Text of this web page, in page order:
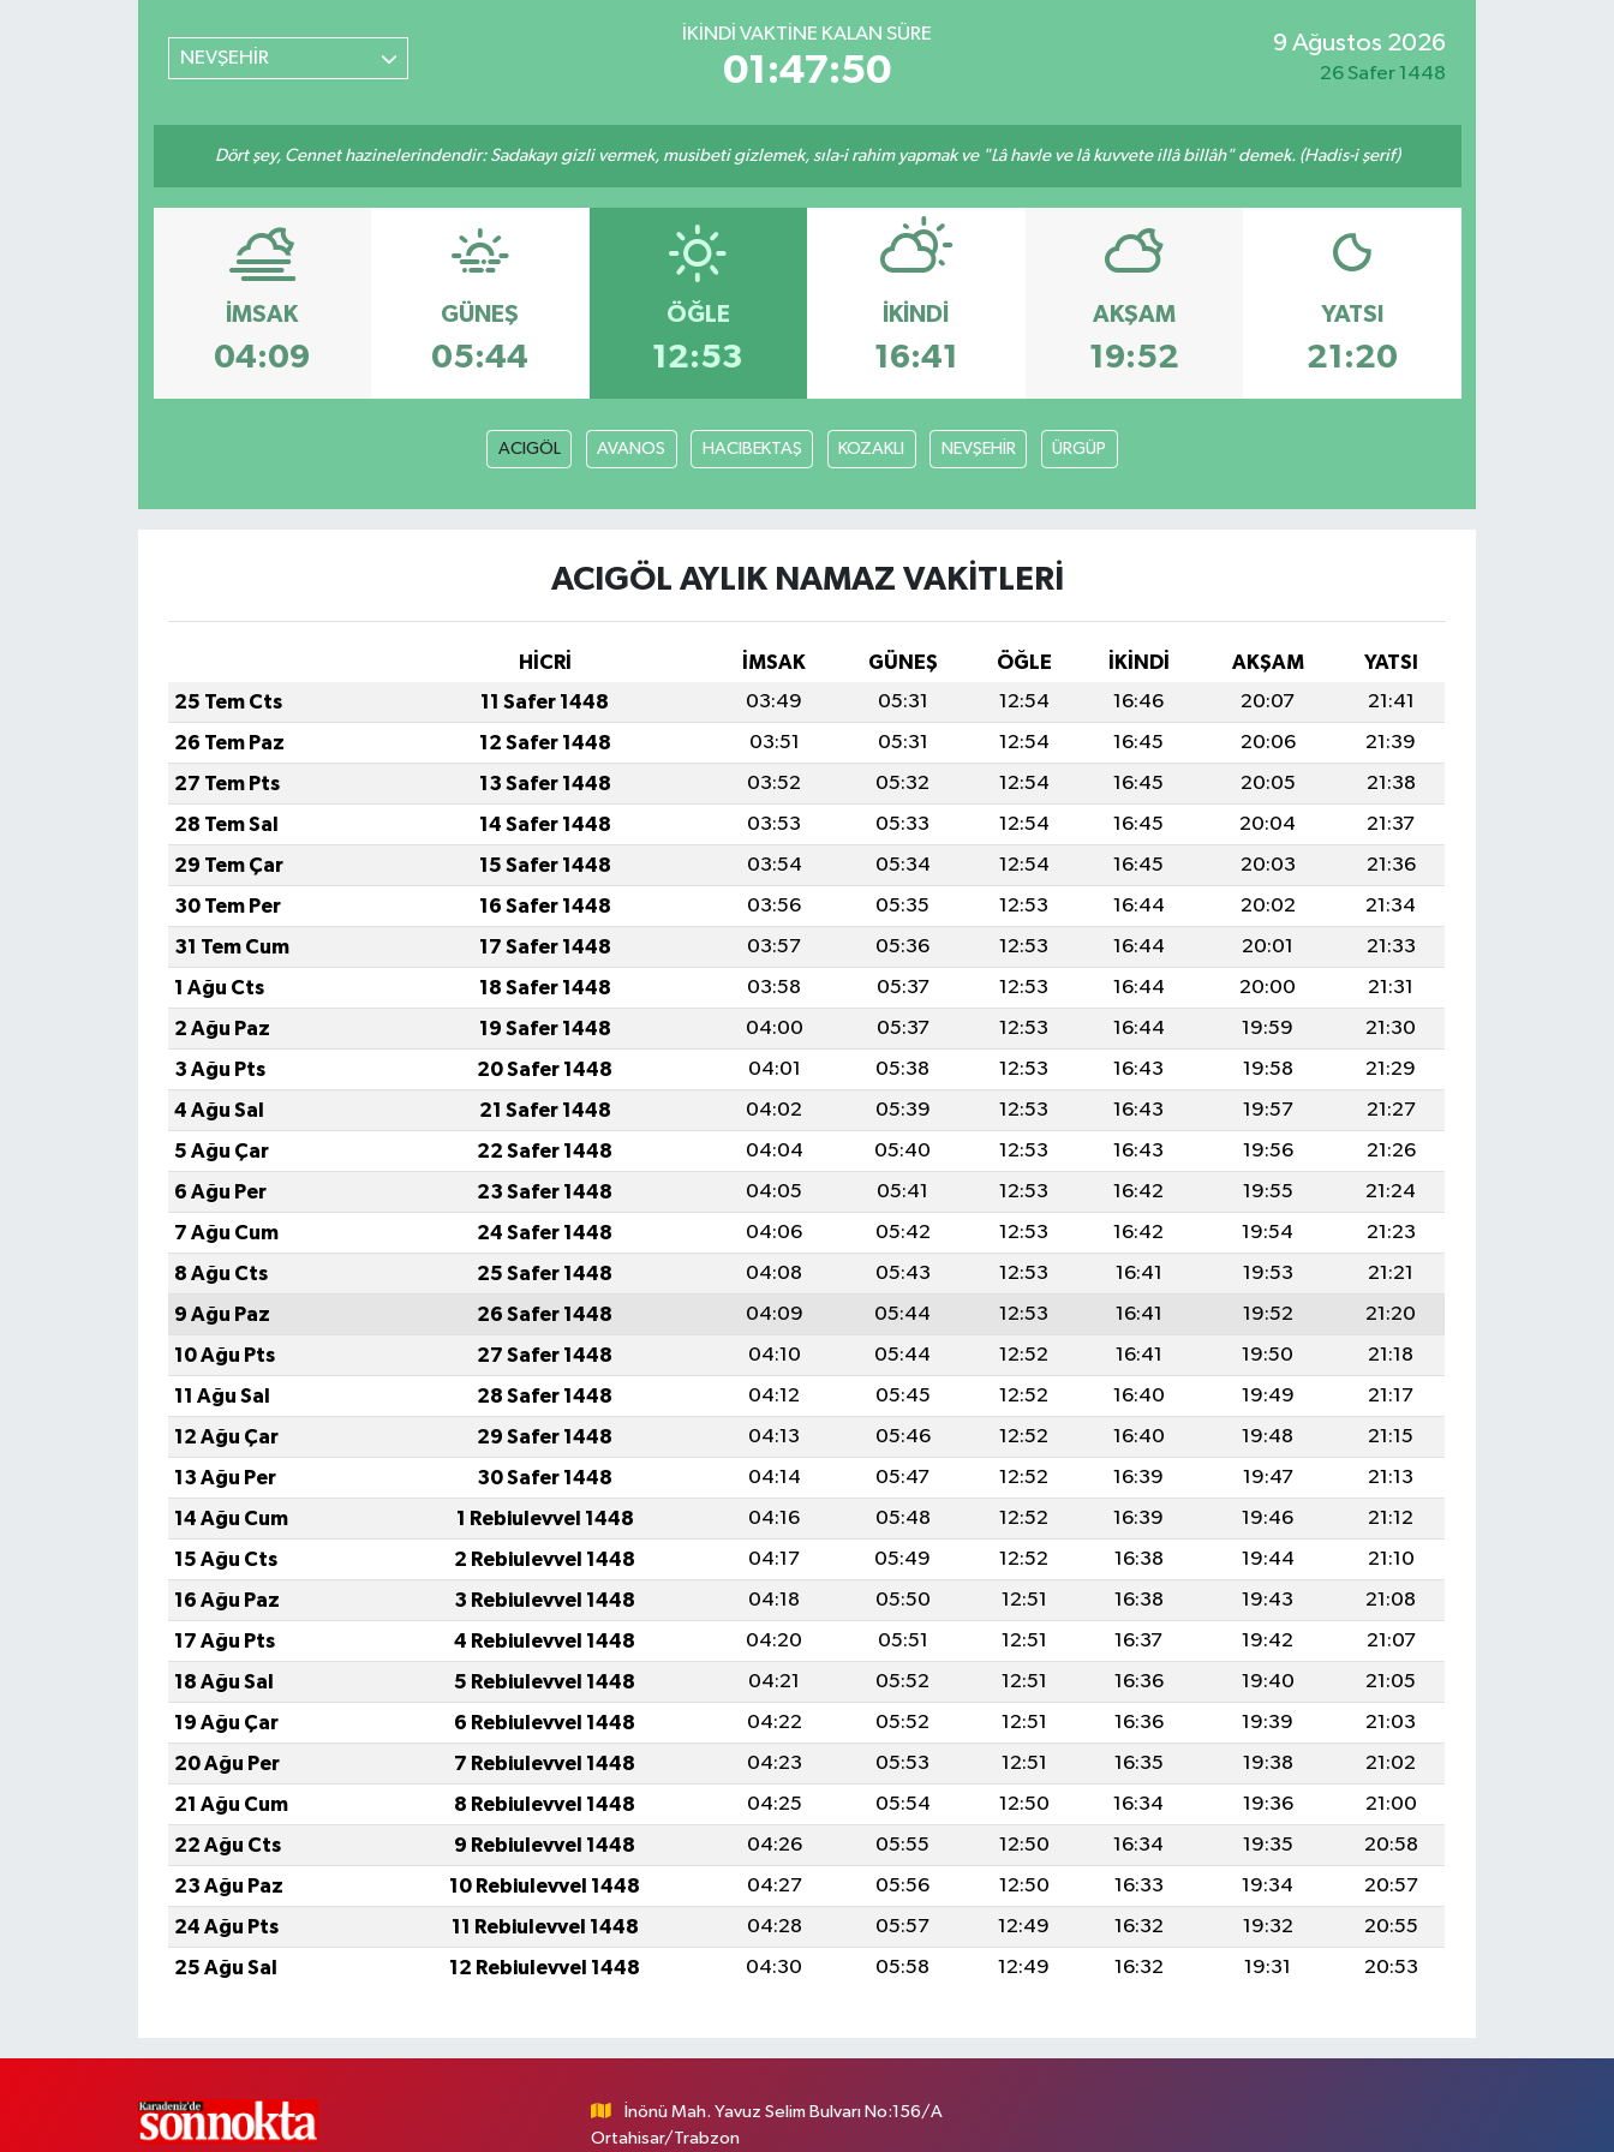
NEVŞEHİR
İKINDI VAKTINE KALAN SÜRE
01:47:49
9 Ağustos 2026
26 Safer 1448
Dört şey, Cennet hazinelerindendir: Sadakayı gizli vermek, musibeti gizlemek, sıla-i rahim yapmak ve "Lâ havle ve lâ kuvvete illâ billâh" demek. (Hadis-i şerif)
İMSAK
04:09
GÜNEŞ
05:44
ÖĞLE
12:53
İKINDI
16:41
AKŞAM
19:52
YATSI
21:20
ACIGÖL AVANOS HACIBEKTAŞ KOZAKLI NEVŞEHİR ÜRGÜP
ACIGÖL AYLIK NAMAZ VAKITLERI
HİCRİ İMSAK GÜNEŞ ÖĞLE İKINDI AKŞAM
YATSI
25 Tem Cts
11 Safer 1448 03:49 05:31 12:54 16:46 20:07
21:41
26 Tem Paz
12 Safer 1448 03:51 05:31 12:54 16:45 20:06
21:39
27 Tem Pts
13 Safer 1448 03:52 05:32 12:54 16:45 20:05
21:38
28 Tem Sal
14 Safer 1448 03:53 05:33 12:54 16:45 20:04
21:37
29 Tem Çar
15 Safer 1448 03:54 05:34 12:54 16:45 20:03
21:36
30 Tem Per
16 Safer 1448 03:56 05:35 12:53 16:44 20:02
21:34
31 Tem Cum
17 Safer 1448 03:57 05:36 12:53 16:44 20:01
21:33
1 Ağu Cts
18 Safer 1448 03:58 05:37 12:53 16:44 20:00
21:31
2 Ağu Paz
19 Safer 1448 04:00 05:37 12:53 16:44 19:59
21:30
3 Ağu Pts
20 Safer 1448 04:01 05:38 12:53 16:43 19:58
21:29
4 Ağu Sal
21 Safer 1448 04:02 05:39 12:53 16:43 19:57
21:27
5 Ağu Çar
22 Safer 1448 04:04 05:40 12:53 16:43 19:56
21:26
6 Ağu Per
23 Safer 1448 04:05 05:41 12:53 16:42 19:55
21:24
7 Ağu Cum
24 Safer 1448 04:06 05:42 12:53 16:42 19:54
21:23
8 Ağu Cts
25 Safer 1448 04:08 05:43 12:53 16:41 19:53
21:21
9 Ağu Paz
26 Safer 1448 04:09 05:44 12:53 16:41 19:52
21:20
10 Ağu Pts
27 Safer 1448 04:10 05:44 12:52 16:41 19:50
21:18
11 Ağu Sal
28 Safer 1448 04:12 05:45 12:52 16:40 19:49
21:17
12 Ağu Çar
29 Safer 1448 04:13 05:46 12:52 16:40 19:48
21:15
13 Ağu Per
30 Safer 1448 04:14 05:47 12:52 16:39 19:47
21:13
14 Ağu Cum
1 Rebiulevvel 1448 04:16 05:48 12:52 16:39 19:46
21:12
15 Ağu Cts
2 Rebiulevvel 1448 04:17 05:49 12:52 16:38 19:44
21:10
16 Ağu Paz
3 Rebiulevvel 1448 04:18 05:50 12:51 16:38 19:43
21:08
17 Ağu Pts
4 Rebiulevvel 1448 04:20 05:51 12:51 16:37 19:42
21:07
18 Ağu Sal
5 Rebiulevvel 1448 04:21 05:52 12:51 16:36 19:40
21:05
19 Ağu Çar
6 Rebiulevvel 1448 04:22 05:52 12:51 16:36 19:39
21:03
20 Ağu Per
7 Rebiulevvel 1448 04:23 05:53 12:51 16:35 19:38
21:02
21 Ağu Cum
8 Rebiulevvel 1448 04:25 05:54 12:50 16:34 19:36
21:00
22 Ağu Cts
9 Rebiulevvel 1448 04:26 05:55 12:50 16:34 19:35
20:58
23 Ağu Paz
10 Rebiulevvel 1448 04:27 05:56 12:50 16:33 19:34
20:57
24 Ağu Pts
11 Rebiulevvel 1448 04:28 05:57 12:49 16:32 19:32
20:55
25 Ağu Sal
12 Rebiulevvel 1448 04:30 05:58 12:49 16:32 19:31 20:53
İnönü Mah. Yavuz Selim Bulvarı No:156/A
Ortahisar/Trabzon